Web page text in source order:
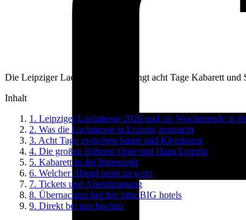
Die Leipziger Lachmesse 2026 bringt acht Tage Kabarett
Inhalt
1. Leipziger Lachmesse 2026 und ein Wochenende in
2. Was die Lachmesse in Leipzig ausmacht
3. Acht Tage zwischen Satire und Kleinkunst
4. Die großen Bühnen Oper und Haus Leipzig
5. Kabarett in der Innenstadt
6. Welcher Abend passt zu wem
7. Tickets und Abendplanung
8. Übernachten bei den little BIG hotels
9. Direkt bei uns buchen